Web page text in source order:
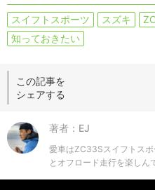
スイフトスポーツ スズキ
知っておきたい
この記事を
シェアする
著者：EJ
愛車はZC33Sスイフトス
とオフロード走行を楽しん